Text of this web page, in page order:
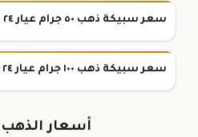
سعر سبيكة ذهب ٥٠ جرام عيار ٢٤
سعر سبيكة ذهب ١٠٠ جرام عيار ٢٤
أسعار الذهب